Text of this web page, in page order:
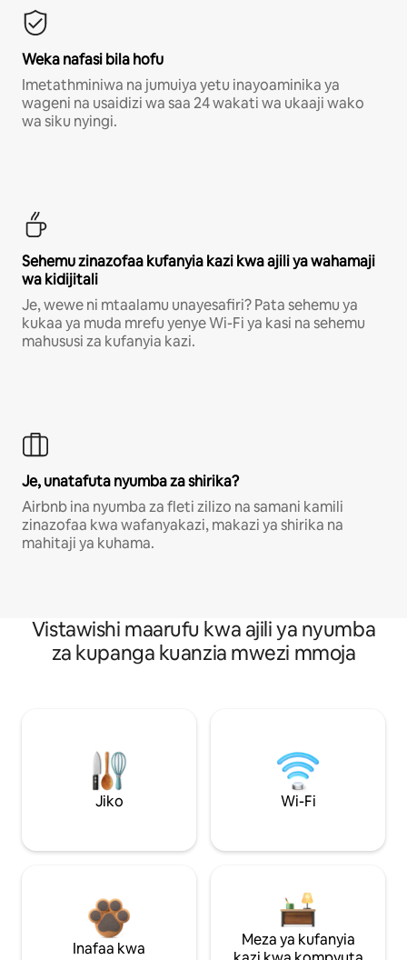
Weka nafasi bila hofu
Imetathminiwa na jumuiya yetu inayoaminika ya
wageni na usaidizi wa saa 24 wakati wa ukaaji wako
wa siku nyingi.
Sehemu zinazofaa kufanyia kazi kwa ajili ya wahamaji
wa kidijitali
Je, wewe ni mtaalamu unayesafiri? Pata sehemu ya
kukaa ya muda mrefu yenye Wi-Fi ya kasi na sehemu
mahususi za kufanyia kazi.
Je, unatafuta nyumba za shirika?
Airbnb ina nyumba za fleti zilizo na samani kamili
zinazofaa kwa wafanyakazi, makazi ya shirika na
mahitaji ya kuhama.
Vistawishi maarufu kwa ajili ya nyumba
za kupanga kuanzia mwezi mmoja
Jiko Wi-Fi
Inafaa kwa
Meza ya kufanyia